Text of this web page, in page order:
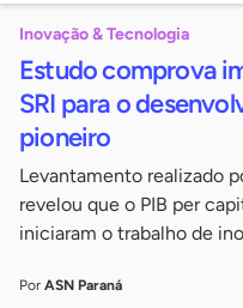
Inovação & Tecnologia
Estudo comprova
SRI para o
pioneiro
Levantamento realizado
revelou que o PIB per
iniciaram o trabalho de
Por ASN Paraná